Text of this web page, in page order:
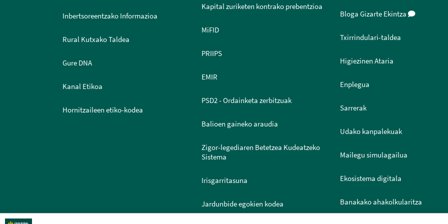
Inbertsoreentzako Informazioa
Rural Kutxako Taldea
Gure DNA
Kanal Etikoa
Hornitzaileen etiko-kodea
Kapital zuriketen kontrako prebentzioa
MiFID
PRIIPS
EMIR
PSD2 - Ordainketa zerbitzuak
Balioen gaineko araudia
Zigor-legediaren Betetzea Kudeatzeko
Sistema
Irisgarritasuna
Jardunbide egokien kodea
Bloga Gizarte Ekintza
Txirrindulari-taldea
Higiezinen Ataria
Enplegua
Sarrerak
Udako kanpalekuak
Mailegu simulagailua
Ekosistema digitala
Banakako ahakolkularitza